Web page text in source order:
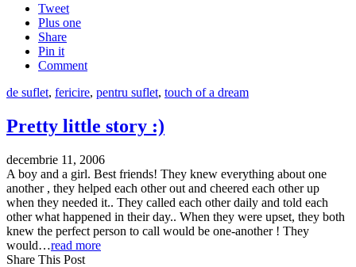
Tweet
Plus one
Share
Pin it
Comment
de suflet, fericire, pentru suflet, touch of a dream
Pretty little story :)
decembrie 11, 2006
A boy and a girl. Best friends! They knew everything about one
another , they helped each other out and cheered each other up
when they needed it.. They called each other daily and told each
other what happened in their day.. When they were upset, they both
knew the perfect person to call would be one-another ! They
would…read more
Share This Post